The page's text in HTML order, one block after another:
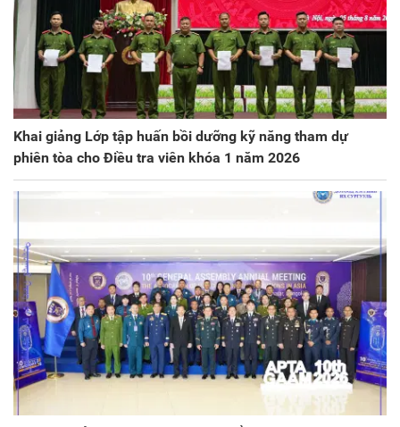
Khai giảng Lớp tập huấn bồi dưỡng kỹ năng tham dự
phiên tòa cho Điều tra viên khóa 1 năm 2026